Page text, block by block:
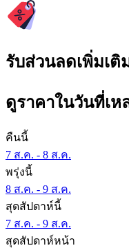
รับส่วนลดเพิ่มเ
ดูราคาในวันที่เห
คืนนี้
7 ส.ค. - 8 ส.ค.
พรุ่งนี้
8 ส.ค. - 9 ส.ค.
สุดสัปดาห์นี้
7 ส.ค. - 9 ส.ค.
สุดสัปดาห์หน้า